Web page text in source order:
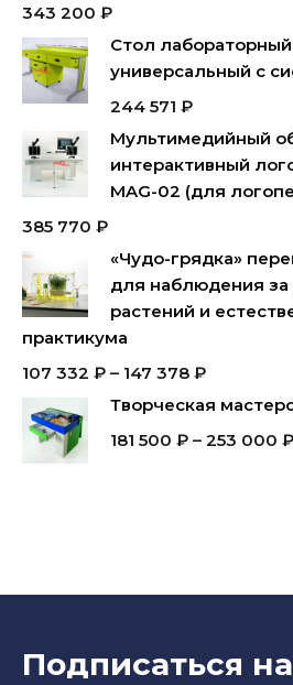
343 200 ₽
Стол
универсальный с
244 571 ₽
Мультимедийный
интерактивный
MAG-02 (для
385 770 ₽
«Чудо-грядка»
для наблюдения за
растений и
практикума
107 332 ₽ – 147 378 ₽
Творческая
181 500 ₽ – 253 000 ₽
Подписаться на